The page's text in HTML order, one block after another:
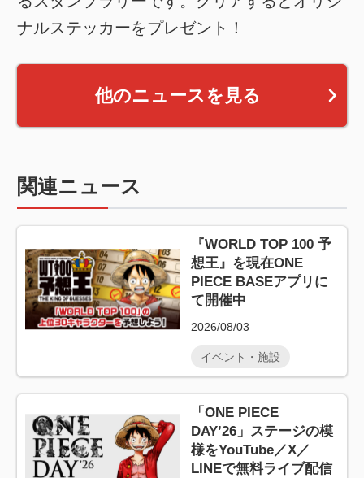
ナルステッカーをプレゼント！
他のニュースを見る
関連ニュース
『WORLD TOP 100 予
想王』を現在ONE
PIECE BASEアプリに
て開催中
2026/08/03
イベント・施設
「ONE PIECE
DAY’26」ステージの模
様をYouTube／X／
LINEで無料ライブ配信